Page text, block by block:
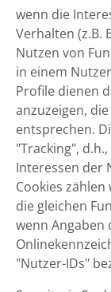
wenn die
Verhalten (z.B.
Nutzen von
in einem
Profile dienen
anzuzeigen,
entsprechen.
"Tracking",
Interessen der
Cookies
die gleichen
wenn
"Nutzer-IDs"